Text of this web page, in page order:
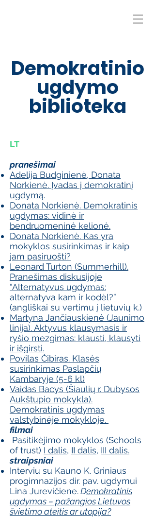
Demokratinio
ugdymo
biblioteka
LT
pranešimai
Adelija Budginienė, Donata
Norkienė. Įvadas į demokratinį
ugdymą.
Donata Norkienė. Demokratinis
ugdymas: vidinė ir
bendruomeninė kelionė.
Donata Norkienė. Kas yra
mokyklos susirinkimas ir kaip
jam pasiruošti?
Leonard Turton (Summerhill).
Pranešimas diskusijoje
“Alternatyvus ugdymas:
alternatyva kam ir kodėl?”
(angliškai su vertimu į lietuvių k.)
Martyna Jančiauskienė (Jaunimo
linija). Aktyvus klausymasis ir
ryšio mezgimas: klausti, klausyti
ir išgirsti.
Povilas Čibiras. Klasės
susirinkimas Paslapčių
Kambaryje (5-6 kl)
Vaidas Bacys (Šiaulių r. Dubysos
Aukštupio mokykla).
Demokratinis ugdymas
valstybinėje mokykloje.
filmai
Pasitikėjimo mokyklos (Schools
of trust) I dalis, II dalis, III dalis.
straipsniai
Interviu su Kauno K. Griniaus
progimnazijos dir. pav. ugdymui
Lina Jurevičiene.Demokratinis
ugdymas – pažangios Lietuvos
švietimo ateitis ar utopija?